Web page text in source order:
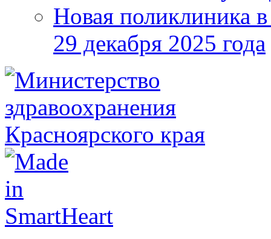
Новая поликлиника
29 декабря 2025 года